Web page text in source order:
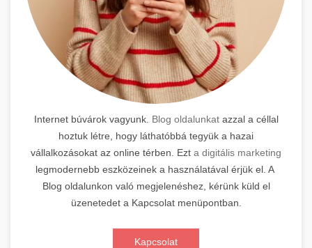
Internet búvárok vagyunk. Blog oldalunkatazzal a céllal
hoztuk létre, hogy láthatóbbá tegyük a hazai
vállalkozásokat az online térben. Ezt a digitális marketing
legmodernebb eszközeinek a használatával érjük el. A
Blog oldalunkon való megjelenéshez, kérünk küld el
üzenetedet a Kapcsolat menüpontban.
Kapcsolat